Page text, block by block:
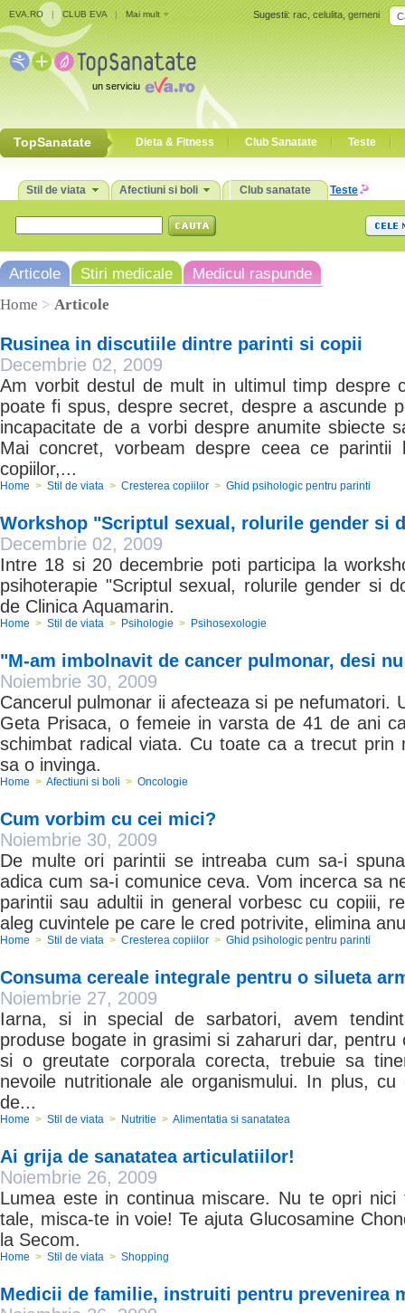
Sugestii: rac,celulita,gemeni
EVA.RO | CLUB EVA | Mai mult
un serviciu
TopSanatate Dieta & Fitness Club Sanatate Teste
Stil de viata Afectiuni si boli Club sanatate Teste
Articole Stiri medicale
Medicul raspunde
Home > Articole
Rusinea in discutiile dintre parinti si copii
Decembrie 02, 2009
Am vorbit destul de mult in ultimul timp despre
poate fi spus, despre secret, despre a ascunde
incapacitate de a vorbi despre anumite sbiecte
Mai concret, vorbeam despre ceea ce
copiilor,...
Home > Stil de viata > Cresterea copiilor > Ghid psihologic pentru parinti
Workshop "Scriptul sexual, rolurile gender si
Decembrie 02, 2009
Intre 18 si 20 decembrie poti participa la
psihoterapie "Scriptul sexual, rolurile gender si
de Clinica Aquamarin.
Home > Stil de viata > Psihologie > Psihosexologie
"M-am imbolnavit de cancer pulmonar, desi
Noiembrie 30, 2009
Cancerul pulmonar ii afecteaza si pe nefumatori.
Geta Prisaca, o femeie in varsta de 41 de ani
schimbat radical viata. Cu toate ca a trecut prin
sa o invinga.
Home > Afectiuni si boli > Oncologie
Cum vorbim cu cei mici?
Noiembrie 30, 2009
De multe ori parintii se intreaba cum sa-i
adica cum sa-i comunice ceva. Vom incerca sa
parintii sau adultii in general vorbesc cu copiii,
aleg cuvintele pe care le cred potrivite, elimina
Home > Stil de viata > Cresterea copiilor > Ghid psihologic pentru parinti
Consuma cereale integrale pentru o silueta
Noiembrie 27, 2009
Iarna, si in special de sarbatori, avem
produse bogate in grasimi si zaharuri dar,
si o greutate corporala corecta, trebuie sa
nevoile nutritionale ale organismului. In plus,
de...
Home > Stil de viata > Nutritie > Alimentatia si sanatatea
Ai grija de sanatatea articulatiilor!
Noiembrie 26, 2009
Lumea este in continua miscare. Nu te opri nici
tale, misca-te in voie! Te ajuta Glucosamine
la Secom.
Home > Stil de viata > Shopping
Medicii de familie, instruiti pentru prevenirea